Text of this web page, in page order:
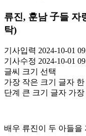
류진, 훈남 子들 자
탁)
기사입력 2024-10-01
기사수정 2024-10-01
글씨 크기 선택
가장 작은 크기 글자
단계 큰 크기 글자 가
배우 류진이 두 아들을